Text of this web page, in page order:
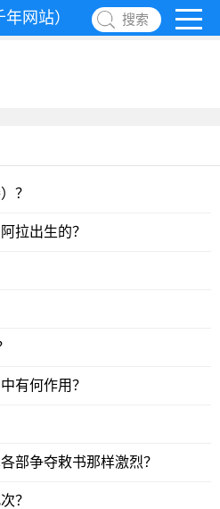
网站） 搜索
？
拉出生的？
有何作用？
部争夺敕书那样激烈？
？